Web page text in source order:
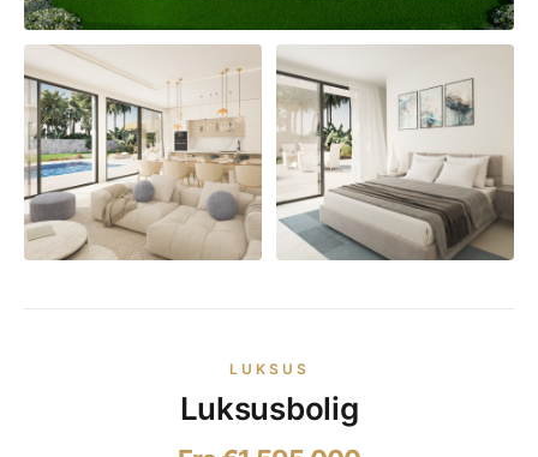
LUKSUS
Luksusbolig